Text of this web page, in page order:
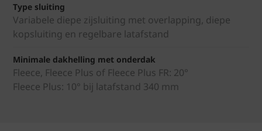
Type sluiting
Variabele diepe zijsluiting met overlapping, diepe
kopsluiting en regelbare latafstand
Minimale dakhelling met onderdak
Fleece, Fleece Plus of Fleece Plus FR: 20°
Fleece Plus: 10° bij latafstand 340 mm